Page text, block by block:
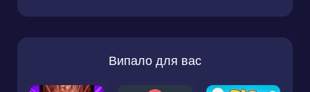
Випало для вас